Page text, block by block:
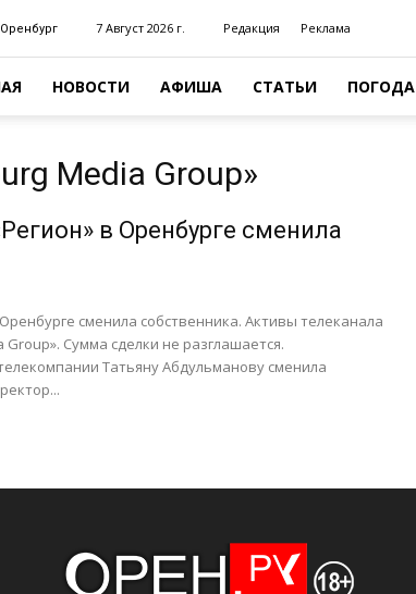
Оренбург 7 Август 2026 г. Редакция Реклама
НОВОСТИ АФИША СТАТЬИ ПОГОДА
Media Group»
в Оренбурге сменила
сменила собственника. Активы телеканала
Сумма сделки не разглашается.
Татьяну Абдульманову сменила